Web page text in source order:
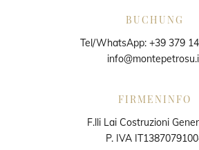
BUCHUNG
Tel/WhatsApp: +39 379
FIRMENINFO
F.lli Lai Costruzioni
P. IVA